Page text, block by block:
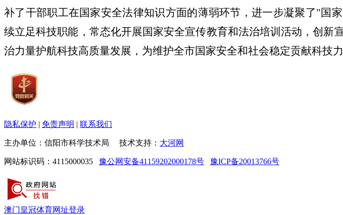
补了干部职工在国家安全法律知识方面的薄弱环节，进一步凝聚了"国
续立足科技职能，常态化开展国家安全宣传教育和法治培训活动，创
治力量护航科技高质量发展，为维护全市国家安全和社会稳定贡献科技力
隐私保护 | 免责声明 | 联系我们
主办单位：信阳市科学技术局 技术支持： 大河网
网站标识码：4115000035 豫公网安备41159202000178号 豫ICP备20013766号
澳门皇冠体育网址登录